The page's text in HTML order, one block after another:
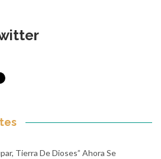
Tierra De Dioses” Ahora Se